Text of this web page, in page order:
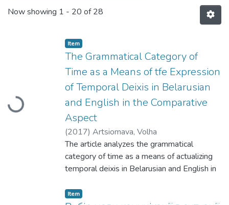
Now showing 1 - 20 of 28
Loading...
Item
The Grammatical Category of
Time as a Means of tfe Expression
of Temporal Deixis in Belarusian
and English in the Comparative
Aspect
(2017) Artsiomava, Volha
The article analyzes the grammatical
category of time as a means of actualizing
temporal deixis in Belarusian and English in
category of time represented by the verbal
Item